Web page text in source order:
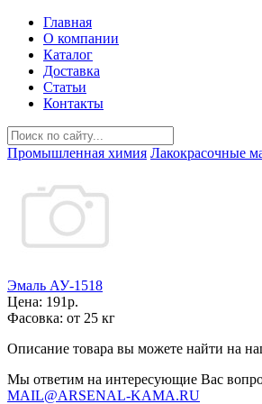
Главная
О компании
Каталог
Доставка
Статьи
Контакты
Промышленная химия Лакокрасочные
Эмаль АУ-1518
Цена: 191р.
Фасовка: от 25 кг
Описание товара вы можете найти на
Мы ответим на интересующие Вас
MAIL@ARSENAL-KAMA.RU